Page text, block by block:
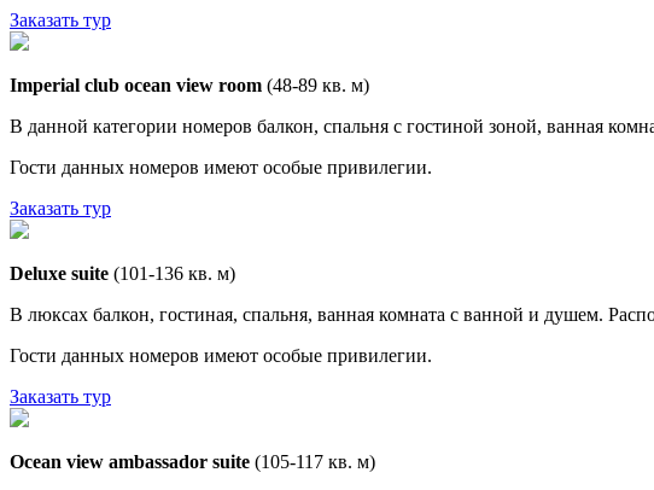
Заказать тур
Imperial club ocean view room (48-89 кв. м)
В данной категории номеров балкон, спальня с гостиной зоной, ванная
Гости данных номеров имеют особые привилегии.
Заказать тур
Deluxe suite (101-136 кв. м)
В люксах балкон, гостиная, спальня, ванная комната с ванной и душем.
Гости данных номеров имеют особые привилегии.
Заказать тур
Ocean view ambassador suite (105-117 кв. м)